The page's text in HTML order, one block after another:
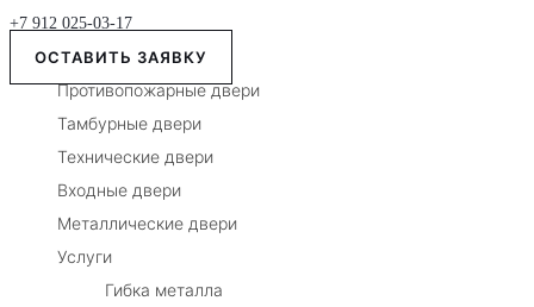
+7 912 025-03-17
ОСТАВИТЬ ЗАЯВКУ
Противопожарные двери
Тамбурные двери
Технические двери
Входные двери
Металлические двери
Услуги
Гибка металла